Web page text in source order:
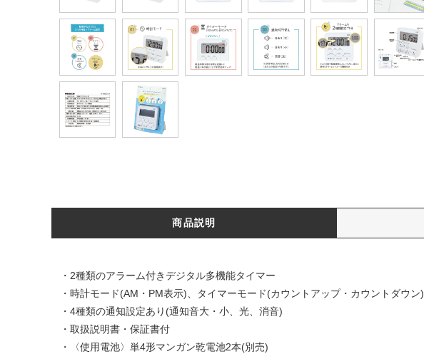
商品説明
・2種類のアラーム付きデジタル多機能タイマー
・時計モード(AM・PM表示)、タイマーモード(カウントアップ・カウントダウン)
・4種類の通知設定あり(通知音大・小、光、消音)
・取扱説明書・保証書付
・〈使用電池〉単4形マンガン乾電池2本(別売)